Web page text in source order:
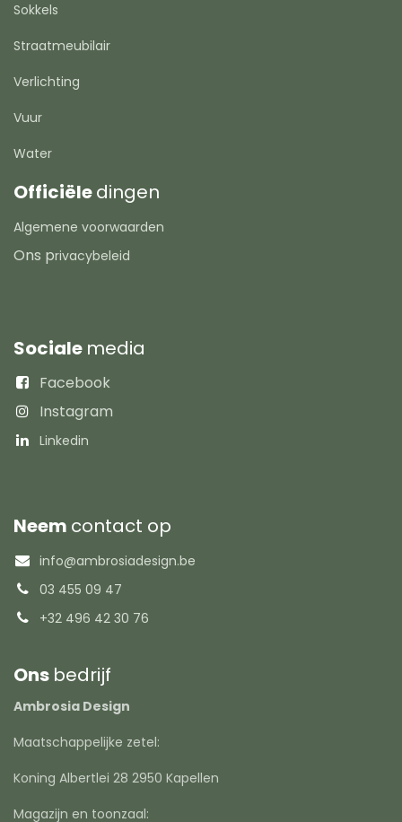
Sokkels
Straatmeubilair
Verlichting
Vuur
Water
Officiëledingen
Algemene voorwaarden
Ons privacybeleid
Sociale media
Facebook
Instagram
Linkedin
Neem contact op
info@ambrosiadesign.be
03 455 09 47
+32 496 42 30 76
Ons bedrijf
Ambrosia Design
Maatschappelijke zetel:
Koning Albertlei 28 2950 Kapellen
Magazijn en toonzaal: